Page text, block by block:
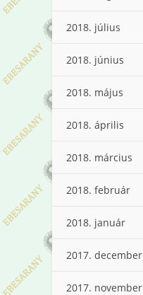
2018. július
2018. június
2018. május
2018. április
2018. március
2018. február
2018. január
2017. december
2017. november